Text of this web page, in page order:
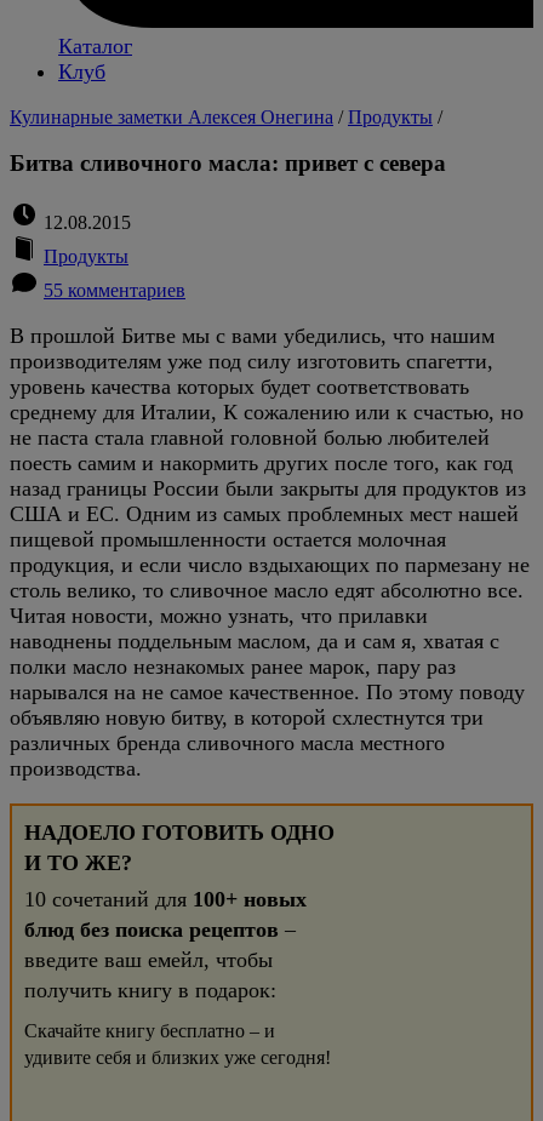
Каталог
Клуб
Кулинарные заметки Алексея Онегина /Продукты /
Битва сливочного масла: привет с севера
12.08.2015
Продукты
55 комментариев
В прошлой Битве мы с вами убедились, что нашим
производителям уже под силу изготовить спагетти,
уровень качества которых будет соответствовать
среднему для Италии, К сожалению или к счастью, но
не паста стала главной головной болью любителей
поесть самим и накормить других после того, как год
назад границы России были закрыты для продуктов из
США и ЕС. Одним из самых проблемных мест нашей
пищевой промышленности остается молочная
продукция, и если число вздыхающих по пармезану не
столь велико, то сливочное масло едят абсолютно все.
Читая новости, можно узнать, что прилавки
наводнены поддельным маслом, да и сам я, хватая с
полки масло незнакомых ранее марок, пару раз
нарывался на не самое качественное. По этому поводу
объявляю новую битву, в которой схлестнутся три
различных бренда сливочного масла местного
производства.
НАДОЕЛО ГОТОВИТЬ ОДНО
И ТО ЖЕ?
10 сочетаний для 100+ новых
блюд без поиска рецептов –
введите ваш емейл, чтобы
получить книгу в подарок:
Скачайте книгу бесплатно – и
удивите себя и близких уже сегодня!